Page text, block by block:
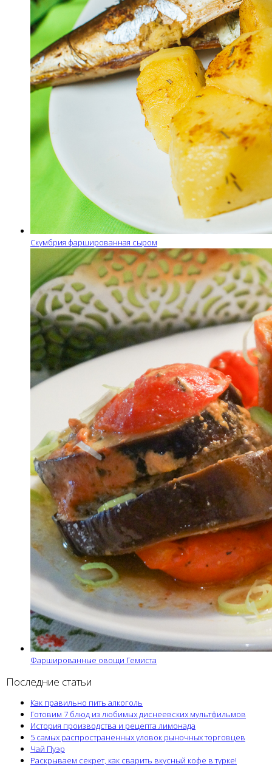
Скумбрия фаршированная сыром
Фаршированные овощи Гемиста
Последние статьи
Как правильно пить алкоголь
Готовим 7 блюд из любимых диснеевских мультфильмов
История производства и рецепта лимонада
5 самых распространенных уловок рыночных торговцев
Чай Пуэр
Раскрываем секрет, как сварить вкусный кофе в турке!